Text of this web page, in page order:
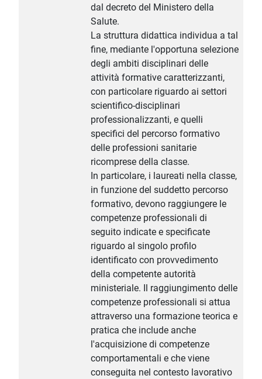
dal decreto del Ministero della
Salute.
La struttura didattica individua a tal
fine, mediante l'opportuna selezione
degli ambiti disciplinari delle
attività formative caratterizzanti,
con particolare riguardo ai settori
scientifico-disciplinari
professionalizzanti, e quelli
specifici del percorso formativo
delle professioni sanitarie
ricomprese della classe.
In particolare, i laureati nella classe,
in funzione del suddetto percorso
formativo, devono raggiungere le
competenze professionali di
seguito indicate e specificate
riguardo al singolo profilo
identificato con provvedimento
della competente autorità
ministeriale. Il raggiungimento delle
competenze professionali si attua
attraverso una formazione teorica e
pratica che include anche
l'acquisizione di competenze
comportamentali e che viene
conseguita nel contesto lavorativo